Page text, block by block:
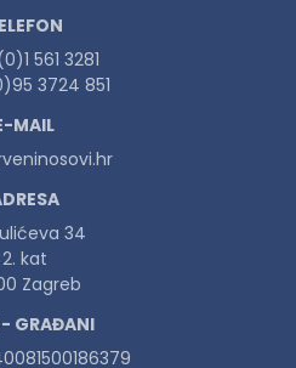
561 3281
3724 851
MAIL
34
2. kat
Zagreb
GRAĐANI